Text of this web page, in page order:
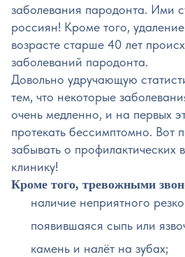
заболевания пародонта. Ими
россиян! Кроме того,
возрасте старше 40 лет
заболеваний пародонта.
Довольно удручающую
тем, что некоторые
очень медленно, и на первых
протекать бессимптомно. Вот
забывать о профилактических
клинику!
Кроме того, тревожными
наличие неприятного
появившаяся сыпь или
камень и налёт на зубах;